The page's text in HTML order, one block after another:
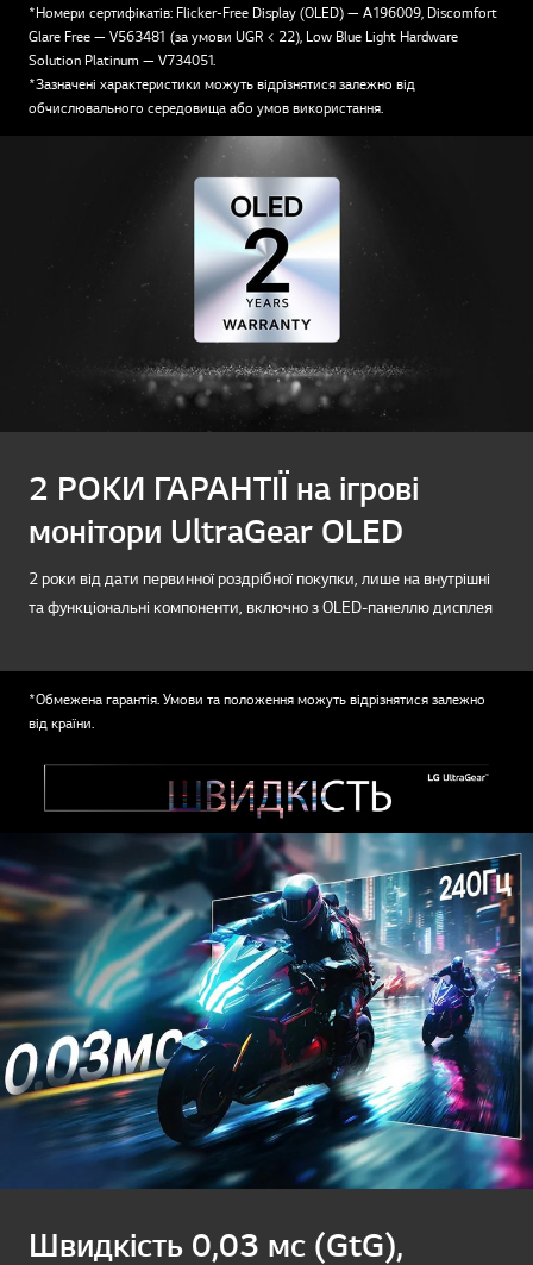
*Номери сертифікатів: Flicker-Free Display (OLED) — A196009, Discomfort
Glare Free — V563481 (за умови UGR < 22), Low Blue Light Hardware
Solution Platinum — V734051.
*Зазначені характеристики можуть відрізнятися залежно від
обчислювального середовища або умов використання.
2 РОКИ ГАРАНТІЇ на ігрові
монітори UltraGear OLED
2 роки від дати первинної роздрібної покупки, лише на внутрішні
та функціональні компоненти, включно з OLED-панеллю дисплея
*Обмежена гарантія. Умови та положення можуть відрізнятися залежно
від країни.
Швидкість 0,03 мс (GtG),